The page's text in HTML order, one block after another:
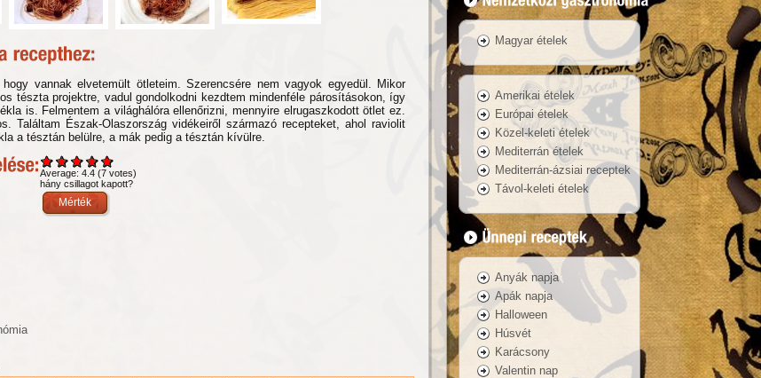
vannak elvetemült ötleteim. Szerencsére nem vagyok egyedül. Mikor
tészta projektre, vadul gondolkodni kezdtem mindenféle párosításokon, így
is. Felmentem a világhálóra ellenőrizni, mennyire elrugaszkodott ötlet ez.
Találtam Észak-Olaszország vidékeiről származó recepteket, ahol raviolit
a tésztán belülre, a mák pedig a tésztán kívülre.
Average: 4.4 (7 votes)
hány csillagot kapott?
Magyar ételek
Amerikai ételek
Európai ételek
Közel-keleti ételek
Mediterrán ételek
Mediterrán-ázsiai receptek
Távol-keleti ételek
Anyák napja
Apák napja
Halloween
Húsvét
Karácsony
Valentin nap